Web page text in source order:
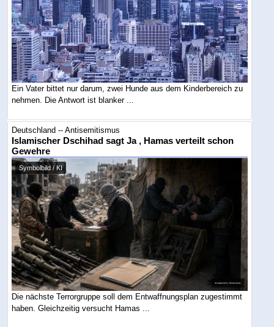
Ein Vater bittet nur darum, zwei Hunde aus dem Kinderbereich zu
nehmen. Die Antwort ist blanker ...
Deutschland -- Antisemitismus
Islamischer Dschihad sagt Ja , Hamas verteilt schon
Gewehre
Symbolbild / KI
Die nächste Terrorgruppe soll dem Entwaffnungsplan zugestimmt
haben. Gleichzeitig versucht Hamas ...